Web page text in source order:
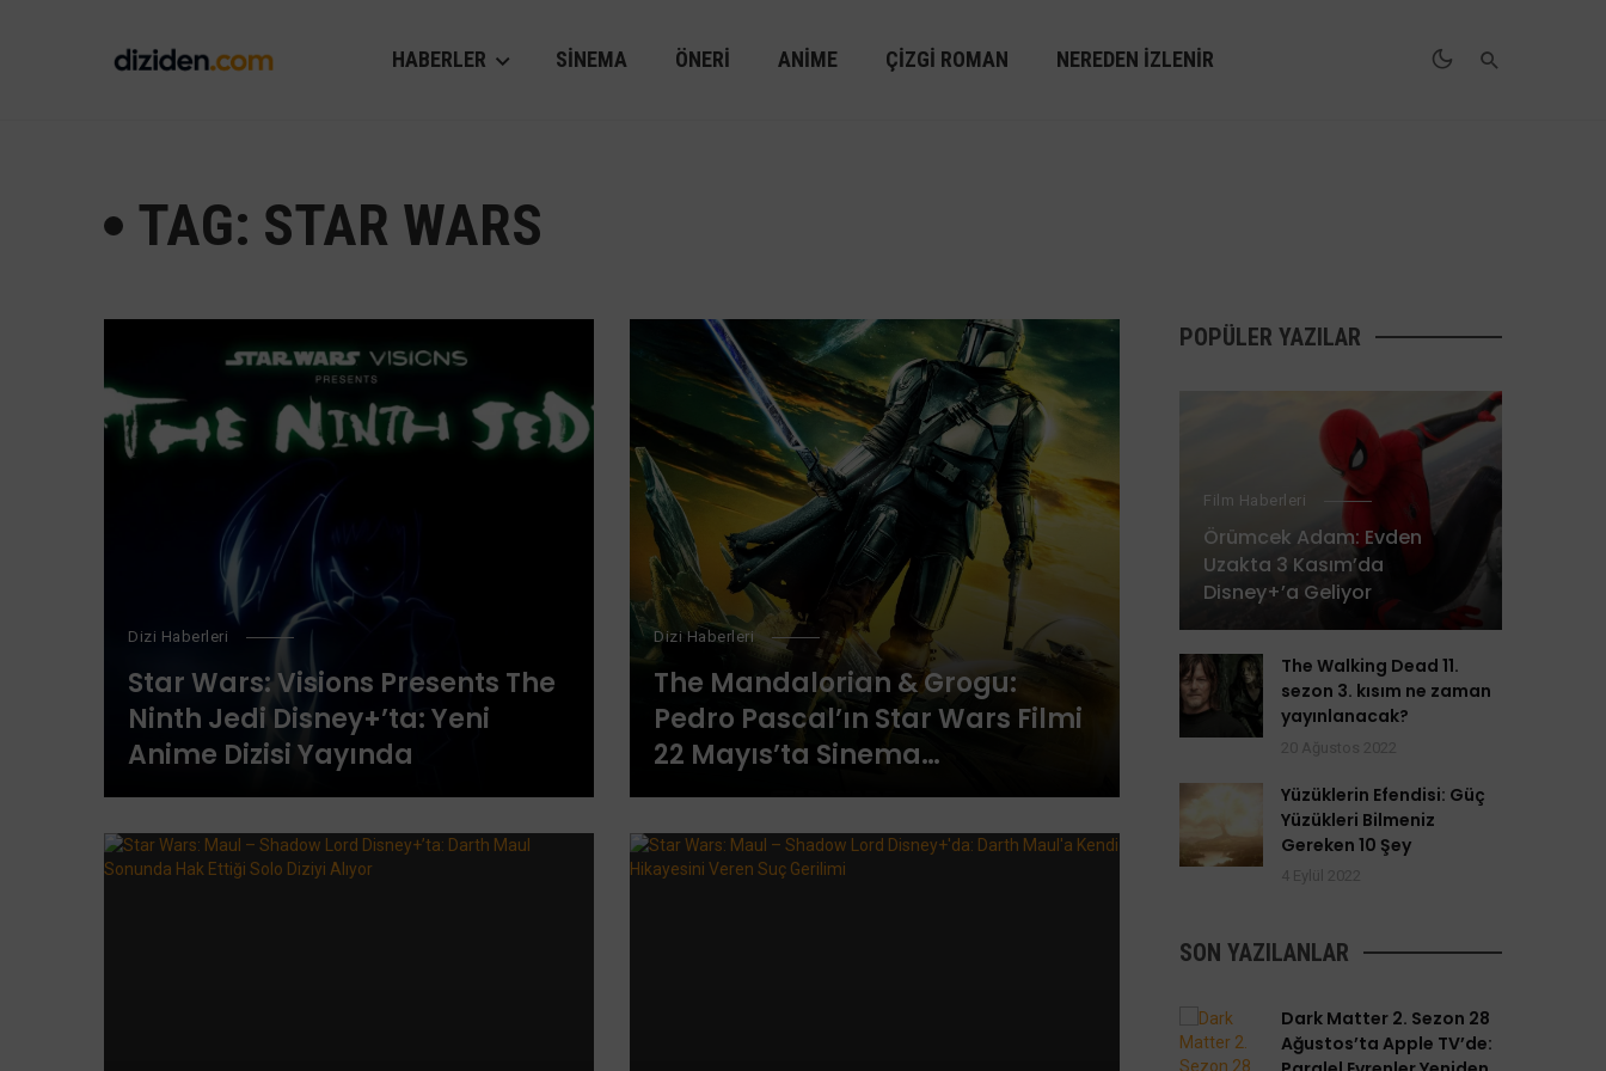
HABERLER SINEMA ÖNERI ANIME ÇIZGI ROMAN NEREDEN İZLENIR
TAG: STAR WARS
Dizi Haberleri
Star Wars: Visions Presents The
Ninth Jedi Disney+’ta: Yeni
Anime Dizisi Yayında
Dizi Haberleri
The Mandalorian & Grogu:
Pedro Pascal’ın Star Wars Filmi
22 Mayıs’ta Sinema
Salonlarında
POPÜLER YAZILAR
Film Haberleri
Örümcek Adam: Evden
Uzakta 3 Kasım’da
Disney+’a Geliyor
The Walking Dead 11.
sezon 3. kısım ne zaman
yayınlanacak?
Yüzüklerin Efendisi: Güç
Yüzükleri Bilmeniz
Gereken 10 Şey
SON YAZILANLAR
Dark Matter 2. Sezon 28
Ağustos’ta Apple TV’de: